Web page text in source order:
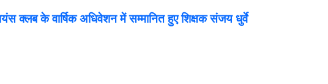
क्लब के वार्षिक अधिवेशन में सम्मानित हुए शिक्षक संजय धुर्वे